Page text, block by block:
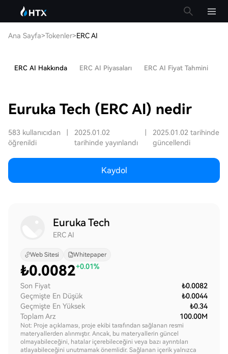
Ana Sayfa>Tokenler>ERC AI
ERC AI Hakkında ERC AI Piyasaları ERC AI Fiyat Tahmini
Euruka Tech (ERC AI) nedir
583 kullanıcıdan
öğrenildi
2025.01.02
tarihinde yayınlandı
2025.01.02 tarihinde
güncellendi
Kaydol
Euruka Tech
ERC AI
Web Sitesi Whitepaper
₺0.0082+0.01%
Son Fiyat
₺0.0082
Geçmişte En Düşük
₺0.0044
Geçmişte En Yüksek
₺0.34
Toplam Arz
100.00M
Not: Proje açıklaması, proje ekibi tarafından sağlanan resmi
materyallerden alınmıştır. Ancak, bu materyallerin güncel
olmayabileceğini, hatalar içerebileceğini veya bazı ayrıntıları
atlayabileceğini unutmamak önemlidir. Sağlanan içerik yalnızca